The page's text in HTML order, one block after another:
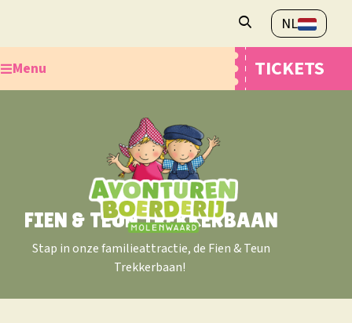
Openingstijden
Veelgestelde vragen
NL
Menu
Ontdek de Avonturenboerderij
TICKETS
FIEN & TEUN TREKKERBAAN
Stap in onze familieattractie, de Fien & Teun
Trekkerbaan!